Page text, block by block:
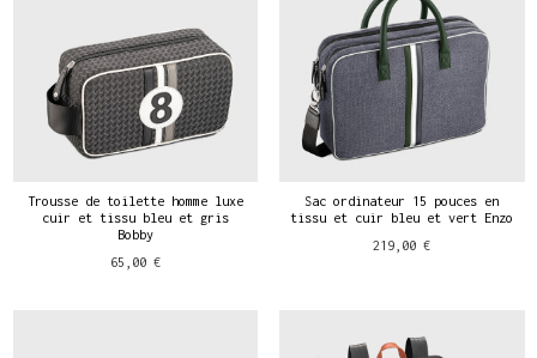
Trousse de toilette homme luxe
cuir et tissu bleu et gris
Bobby
65,00 €
Sac ordinateur 15 pouces en
tissu et cuir bleu et vert Enzo
219,00 €